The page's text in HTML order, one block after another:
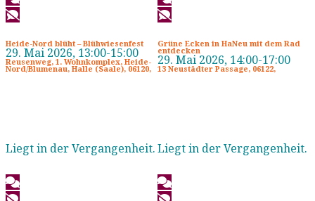
Heide-Nord blüht – Blühwiesenfest
29. Mai 2026, 13:00-15:00
Reusenweg, 1. Wohnkomplex, Heide-
Nord/Blumenau, Halle (Saale), 06120,
Grüne Ecken in HaNeu mit dem Rad
entdecken
29. Mai 2026, 14:00-17:00
13 Neustädter Passage, 06122,
Liegt in der Vergangenheit.Liegt in der Vergangenheit.